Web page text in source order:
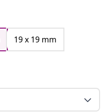
19 x 19 mm